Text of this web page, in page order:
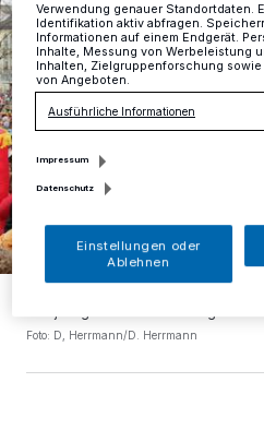
Foto: D, Herrmann/D. Herrmann
Verwendung genauer Standortdaten.
Identifikation aktiv abfragen.
Informationen auf einem Endgerät.
Inhalte, Messung von Werbeleistung
Inhalten, Zielgruppenforschung
von Angeboten.
Ausführliche Informationen
Impressum
Datenschutz
Einstellungen oder
Ablehnen